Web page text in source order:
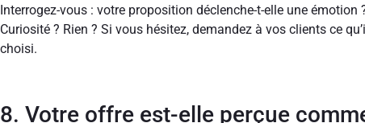
Interrogez-vous : votre proposition déclenche-t-elle une émotion
Curiosité ? Rien ? Si vous hésitez, demandez à vos clients ce
choisi.
8. Votre offre est-elle perçue